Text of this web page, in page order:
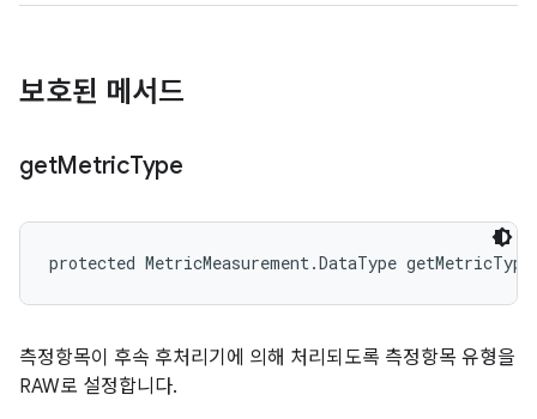
보호된 메서드
getMetricType
protected MetricMeasurement.DataType
측정항목이 후속 후처리기에 의해 처리되도록 측정항목 유형을
RAW로 설정합니다.